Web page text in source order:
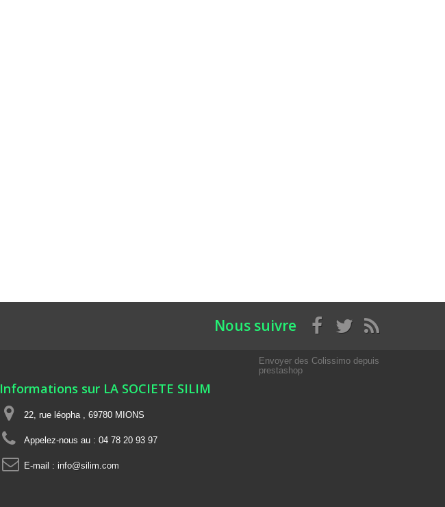
Nous suivre
Informations sur LA SOCIETE SILIM
22, rue léopha , 69780 MIONS
Appelez-nous au : 04 78 20 93 97
E-mail : info@silim.com
Envoyer des Colissimo depuis
prestashop